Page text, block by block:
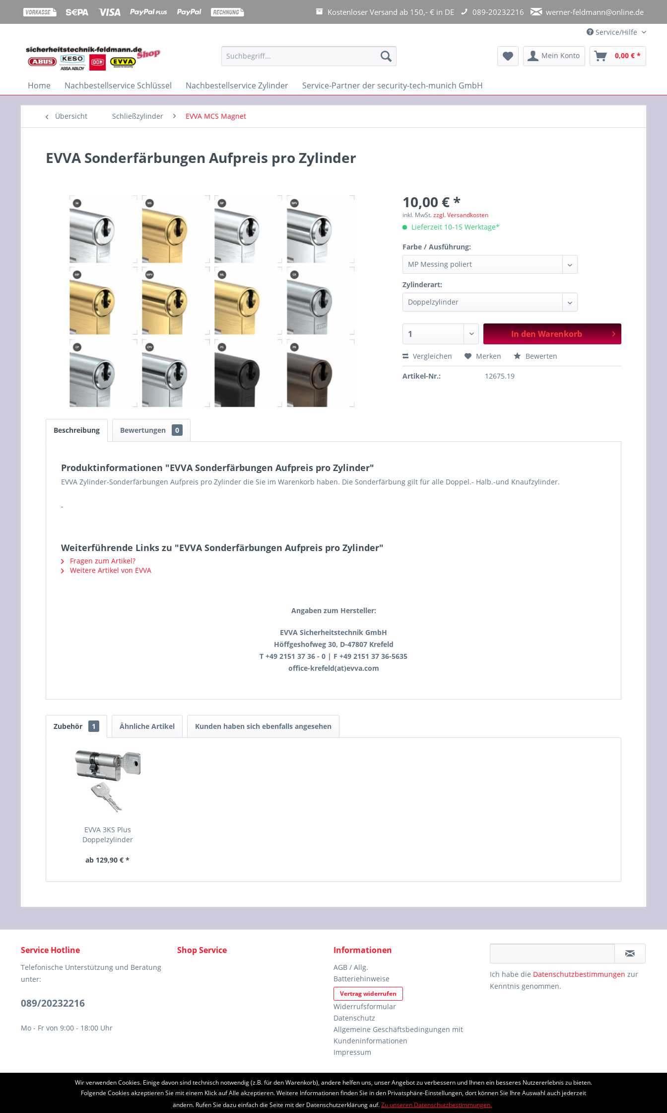
Kostenloser Versand ab 150,- € in DE 089-20232216 werner-feldmann@online.de
Service/Hilfe
Mein Konto 0,00 € *
Home Nachbestellservice Schlüssel Nachbestellservice Zylinder Service-Partner der security-tech-munich GmbH
Übersicht Schließzylinder EVVA MCS Magnet
EVVA Sonderfärbungen Aufpreis pro Zylinder
10,00 € *
inkl. MwSt.zzgl. Versandkosten
Lieferzeit 10-15 Werktage*
Farbe / Ausführung:
Zylinderart:
In denWarenkorb
Vergleichen Merken Bewerten
Artikel-Nr.: 12675.19
Beschreibung Bewertungen 0
Produktinformationen "EVVA Sonderfärbungen Aufpreis pro Zylinder"
EVVA Zylinder-Sonderfärbungen Aufpreis pro Zylinder die Sie im Warenkorb haben. Die Sonderfärbung gilt für alle Doppel.- Halb.-und Knaufzylinder.
Weiterführende Links zu "EVVA Sonderfärbungen Aufpreis pro Zylinder"
Fragen zum Artikel?
Weitere Artikel von EVVA
Angaben zum Hersteller:
EVVA Sicherheitstechnik GmbH
Höffgeshofweg 30, D-47807 Krefeld
T +49 2151 37 36 - 0 | F +49 2151 37 36-5635
office-krefeld(at)evva.com
Zubehör 1 Ähnliche Artikel Kunden haben sich ebenfalls angesehen
EVVA 3KS Plus
Doppelzylinder
ab 129,90 € *
Service Hotline
Telefonische Unterstützung und Beratung
unter:
089/20232216
Mo - Fr von 9:00 - 18:00 Uhr
Shop Service Informationen
AGB / Allg.
Batteriehinweise
Vertrag widerrufen
Widerrufsformular
Datenschutz
Allgemeine Geschäftsbedingungen mit
Kundeninformationen
Impressum
Ich habe die Datenschutzbestimmungen zur
Kenntnis genommen.
* Alle Preise inkl. gesetzl. Mehrwertsteuer zzgl.Versandkostenund ggf. Nachnahmegebühren, wenn nicht anders beschrieben
Wir verwenden Cookies. Einige davon sind technisch notwendig (z.B. für den Warenkorb), andere helfen uns, unser Angebot zu verbessern und Ihnen ein besseres Nutzererlebnis zu bieten.
Folgende Cookies akzeptieren Sie mit einem Klick auf Alle akzeptieren. Weitere Informationen finden Sie in den Privatsphäre-Einstellungen, dort können Sie Ihre Auswahl auch jederzeit
ändern. Rufen Sie dazu einfach die Seite mit der Datenschutzerklärung auf.Zu unseren Datenschutzbestimmungen.